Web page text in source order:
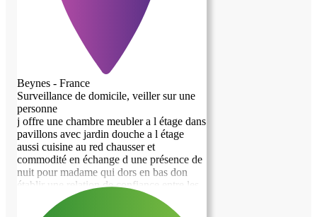
Beynes - France
Surveillance de domicile, veiller sur une
personne
j offre une chambre meubler a l étage dans
pavillons avec jardin douche a l étage
aussi cuisine au red chausser et
commodité en échange d une présence de
nuit pour madame qui dors en bas don
établir une relation de confiance entre les
personnes surtout quant je suis absent de
la maisons